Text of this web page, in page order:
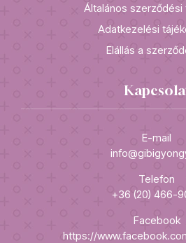
Általános
Adatkezelési
Elállás a
E-mail
Telefon
+36 (20) 466-
Facebook
https://